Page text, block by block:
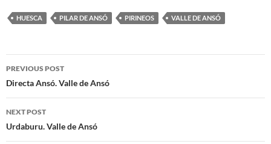
HUESCA PILAR DE ANSÓ PIRINEOS VALLE DE ANSÓ
Post
navigation
PREVIOUS POST
Directa Ansó. Valle de Ansó
NEXT POST
Urdaburu. Valle de Ansó